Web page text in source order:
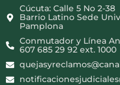
Cúcuta: Calle 5 No 2-38
Barrio Latino Sede
Pamplona
Conmutador y Línea
607 685 29 92 ext. 1000